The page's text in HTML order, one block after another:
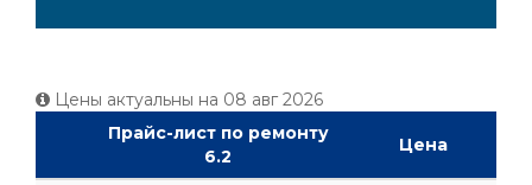
Цены актуальны на 08 авг 2026
Прайс-лист по ремонту
6.2
Цена